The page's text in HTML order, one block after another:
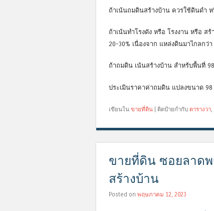
ถ้าเน้นถมดินสร้างบ้าน ควรใช้ดินดำ
ถ้าเน้นทำโรงดัง หรือ โรงงาน หรือ
20-30% เนื่องจาก แหล่งดินมาไกลกว่า
ถ้าถมดิน เน้นสร้างบ้าน สำหร้บพื้นที่
ประเมินราคาค่าถมดิน แปลงขนาด 98
เขียนใน ขายที่ดิน | ติดป้ายกำกับ ตารางวา
ขายที่ดิน ซอยลาดพ
สร้างบ้าน
Posted on พฤษภาคม 12, 2023